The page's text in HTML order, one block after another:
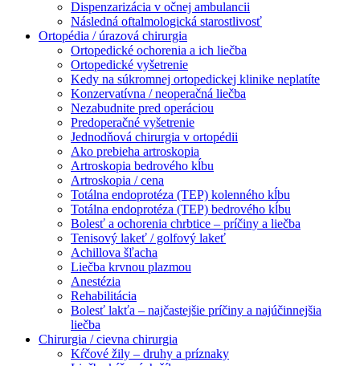
Dispenzarizácia v očnej ambulancii
Následná oftalmologická starostlivosť
Ortopédia / úrazová chirurgia
Ortopedické ochorenia a ich liečba
Ortopedické vyšetrenie
Kedy na súkromnej ortopedickej klinike neplatíte
Konzervatívna / neoperačná liečba
Nezabudnite pred operáciou
Predoperačné vyšetrenie
Jednodňová chirurgia v ortopédii
Ako prebieha artroskopia
Artroskopia bedrového kĺbu
Artroskopia / cena
Totálna endoprotéza (TEP) kolenného kĺbu
Totálna endoprotéza (TEP) bedrového kĺbu
Bolesť a ochorenia chrbtice – príčiny a liečba
Tenisový lakeť / golfový lakeť
Achillova šľacha
Liečba krvnou plazmou
Anestézia
Rehabilitácia
Bolesť lakťa – najčastejšie príčiny a najúčinnejšia
liečba
Chirurgia / cievna chirurgia
Kŕčové žily – druhy a príznaky